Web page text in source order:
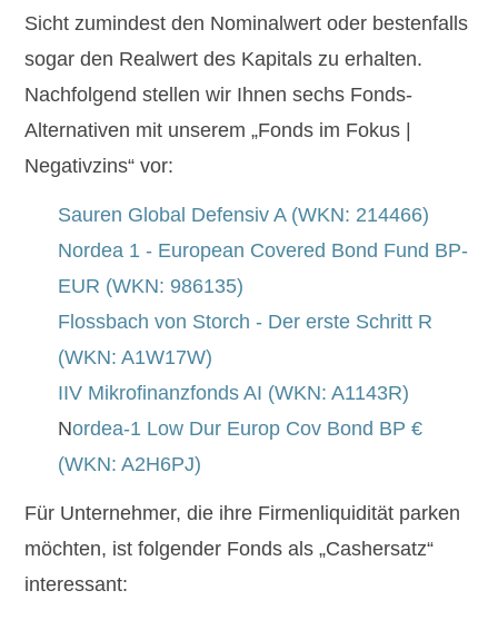
Sicht zumindest den Nominalwert oder bestenfalls
sogar den Realwert des Kapitals zu erhalten.
Nachfolgend stellen wir Ihnen sechs Fonds-
Alternativen mit unserem „Fonds im Fokus |
Negativzins“ vor:
Sauren Global Defensiv A (WKN: 214466)
Nordea 1 - European Covered Bond Fund BP-
EUR (WKN: 986135)
Flossbach von Storch - Der erste Schritt R
(WKN: A1W17W)
IIV Mikrofinanzfonds AI (WKN: A1143R)
Nordea-1 Low Dur Europ Cov Bond BP €
(WKN: A2H6PJ)
Für Unternehmer, die ihre Firmenliquidität parken
möchten, ist folgender Fonds als „Cashersatz“
interessant: